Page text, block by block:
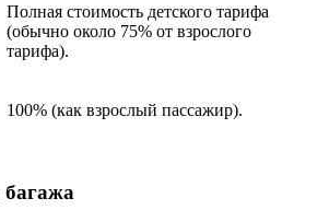
Полная стоимость детского тарифа
(обычно около 75% от взрослого
тарифа).
100% (как взрослый пассажир).